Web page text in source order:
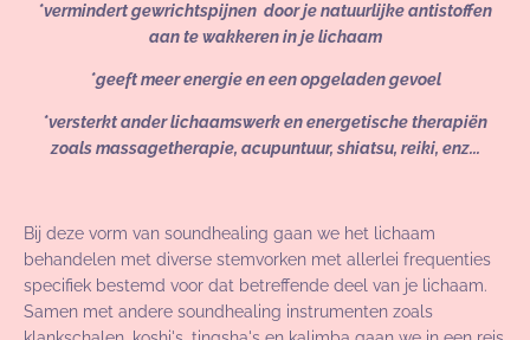
*vermindert gewrichtspijnen door je natuurlijke antistoffen
aan te wakkeren in je lichaam
*geeft meer energie en een opgeladen gevoel
*versterkt ander lichaamswerk en energetische therapiën
zoals massagetherapie, acupuntuur, shiatsu, reiki, enz...
Bij deze vorm van soundhealing gaan we het lichaam
behandelen met diverse stemvorken met allerlei frequenties
specifiek bestemd voor dat betreffende deel van je lichaam.
Samen met andere soundhealing instrumenten zoals